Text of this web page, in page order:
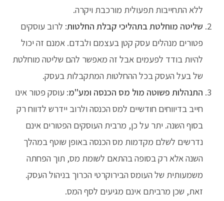
ללא התחייבות תפעולית מורכבת ויקרה.
שליטה מוחלטת בתהליכי קבלת החלטות: לרוב עוסקים
פטורים מנהלים עסק קטן בעצמם ולבדם. אמנם זה יכול
להיות בודד לפעמים אבל זה מאפשר להם שליטה מוחלטת
של בעל העסק בכל ההחלטות המתקבלות בעסק.
התנהלות פשוטה מול מס הכנסה ומע"מ: עוסק פטור אינו
חייב בדיווחים חודשיים למס הכנסה ולרוב יידרש לדווח רק
בסוף השנה. יתר על כן, מרבית העוסקים הפטורים אינם
נדרשים לשלם מקדמות מס הכנסה באופן שוטף במהלך
השנה אלא רק בסופה בהתאם לשומת מס, תוך הפחתה
משמעותית של העומס הבירוקרטי הכרוך בניהול העסק.
זאת, שכן מרביתם אינם מגיעים לסף המס.